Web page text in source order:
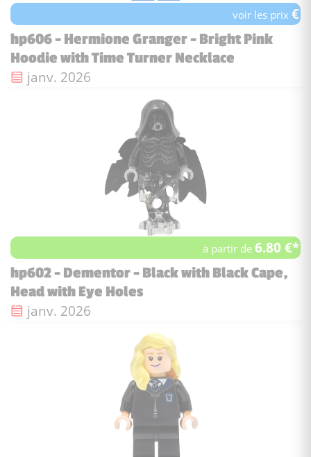
voir les prix€
hp606 - Hermione Granger - Bright Pink
Hoodie with Time Turner Necklace
Date de sortie :
janv. 2026
à partir de6.80 €*
hp602 - Dementor - Black with Black Cape,
Head with Eye Holes
Date de sortie :
janv. 2026